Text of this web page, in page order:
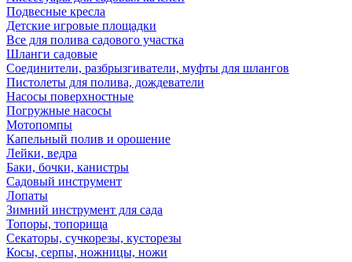
Подвесные кресла
Детские игровые площадки
Все для полива садового участка
Шланги садовые
Соединители, разбрызгиватели, муфты для шлангов
Пистолеты для полива, дождеватели
Насосы поверхностные
Погружные насосы
Мотопомпы
Капельный полив и орошение
Лейки, ведра
Баки, бочки, канистры
Садовый инструмент
Лопаты
Зимний инструмент для сада
Топоры, топорища
Секаторы, сучкорезы, кусторезы
Косы, серпы, ножницы, ножи